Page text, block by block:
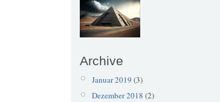
Archive
Januar 2019 (3)
Dezember 2018 (2)